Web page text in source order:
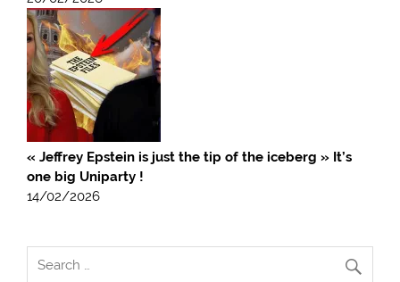
« Jeffrey Epstein is just the tip of the iceberg » It’s
one big Uniparty !
14/02/2026